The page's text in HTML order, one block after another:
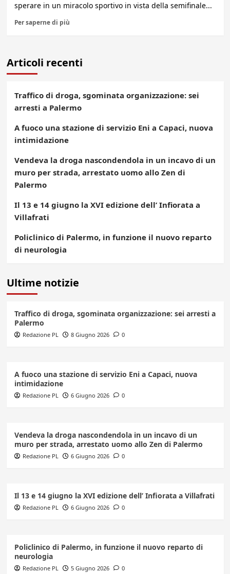
sperare in un miracolo sportivo in vista della semifinale...
Per saperne di più
Articoli recenti
Traffico di droga, sgominata organizzazione: sei
arresti a Palermo
A fuoco una stazione di servizio Eni a Capaci, nuova
intimidazione
Vendeva la droga nascondendola in un incavo di un
muro per strada, arrestato uomo allo Zen di
Palermo
Il 13 e 14 giugno la XVI edizione dell’ Infiorata a
Villafrati
Policlinico di Palermo, in funzione il nuovo reparto
di neurologia
Ultime notizie
Traffico di droga, sgominata organizzazione: sei arresti a
Palermo
Redazione PL 8 Giugno 2026 0
A fuoco una stazione di servizio Eni a Capaci, nuova
intimidazione
Redazione PL 6 Giugno 2026 0
Vendeva la droga nascondendola in un incavo di un
muro per strada, arrestato uomo allo Zen di Palermo
Redazione PL 6 Giugno 2026 0
Il 13 e 14 giugno la XVI edizione dell’ Infiorata a Villafrati
Redazione PL 6 Giugno 2026 0
Policlinico di Palermo, in funzione il nuovo reparto di
neurologia
Redazione PL 5 Giugno 2026 0